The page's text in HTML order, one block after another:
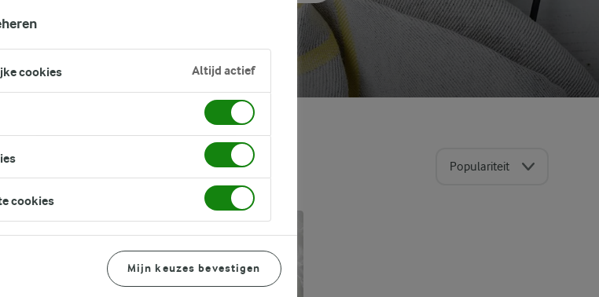
Populariteit
cookies Altijd actief
cookies
Mijn keuzes bevestigen